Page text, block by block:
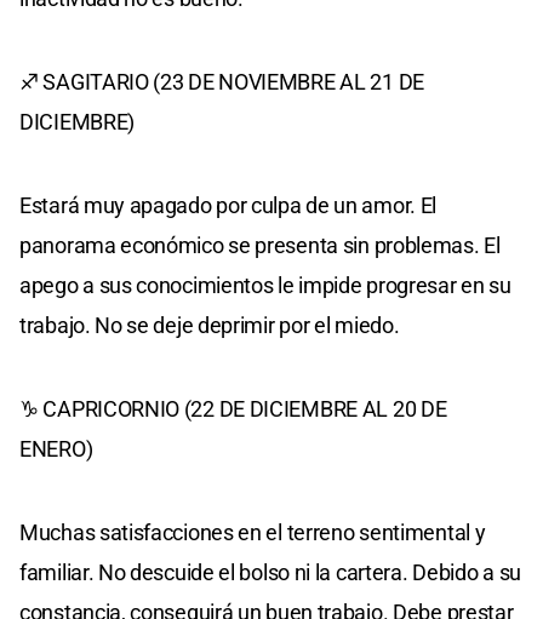
♐ SAGITARIO (23 DE NOVIEMBRE AL 21 DE
DICIEMBRE)
Estará muy apagado por culpa de un amor. El
panorama económico se presenta sin problemas. El
apego a sus conocimientos le impide progresar en su
trabajo. No se deje deprimir por el miedo.
♑ CAPRICORNIO (22 DE DICIEMBRE AL 20 DE
ENERO)
Muchas satisfacciones en el terreno sentimental y
familiar. No descuide el bolso ni la cartera. Debido a su
constancia, conseguirá un buen trabajo. Debe prestar